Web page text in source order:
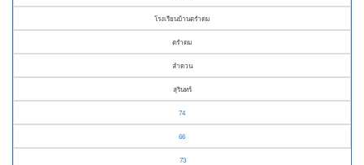
โรงเรียนบ้านตรำดม
ตรำดม
ลำดวน
สุรินทร์
74
66
73